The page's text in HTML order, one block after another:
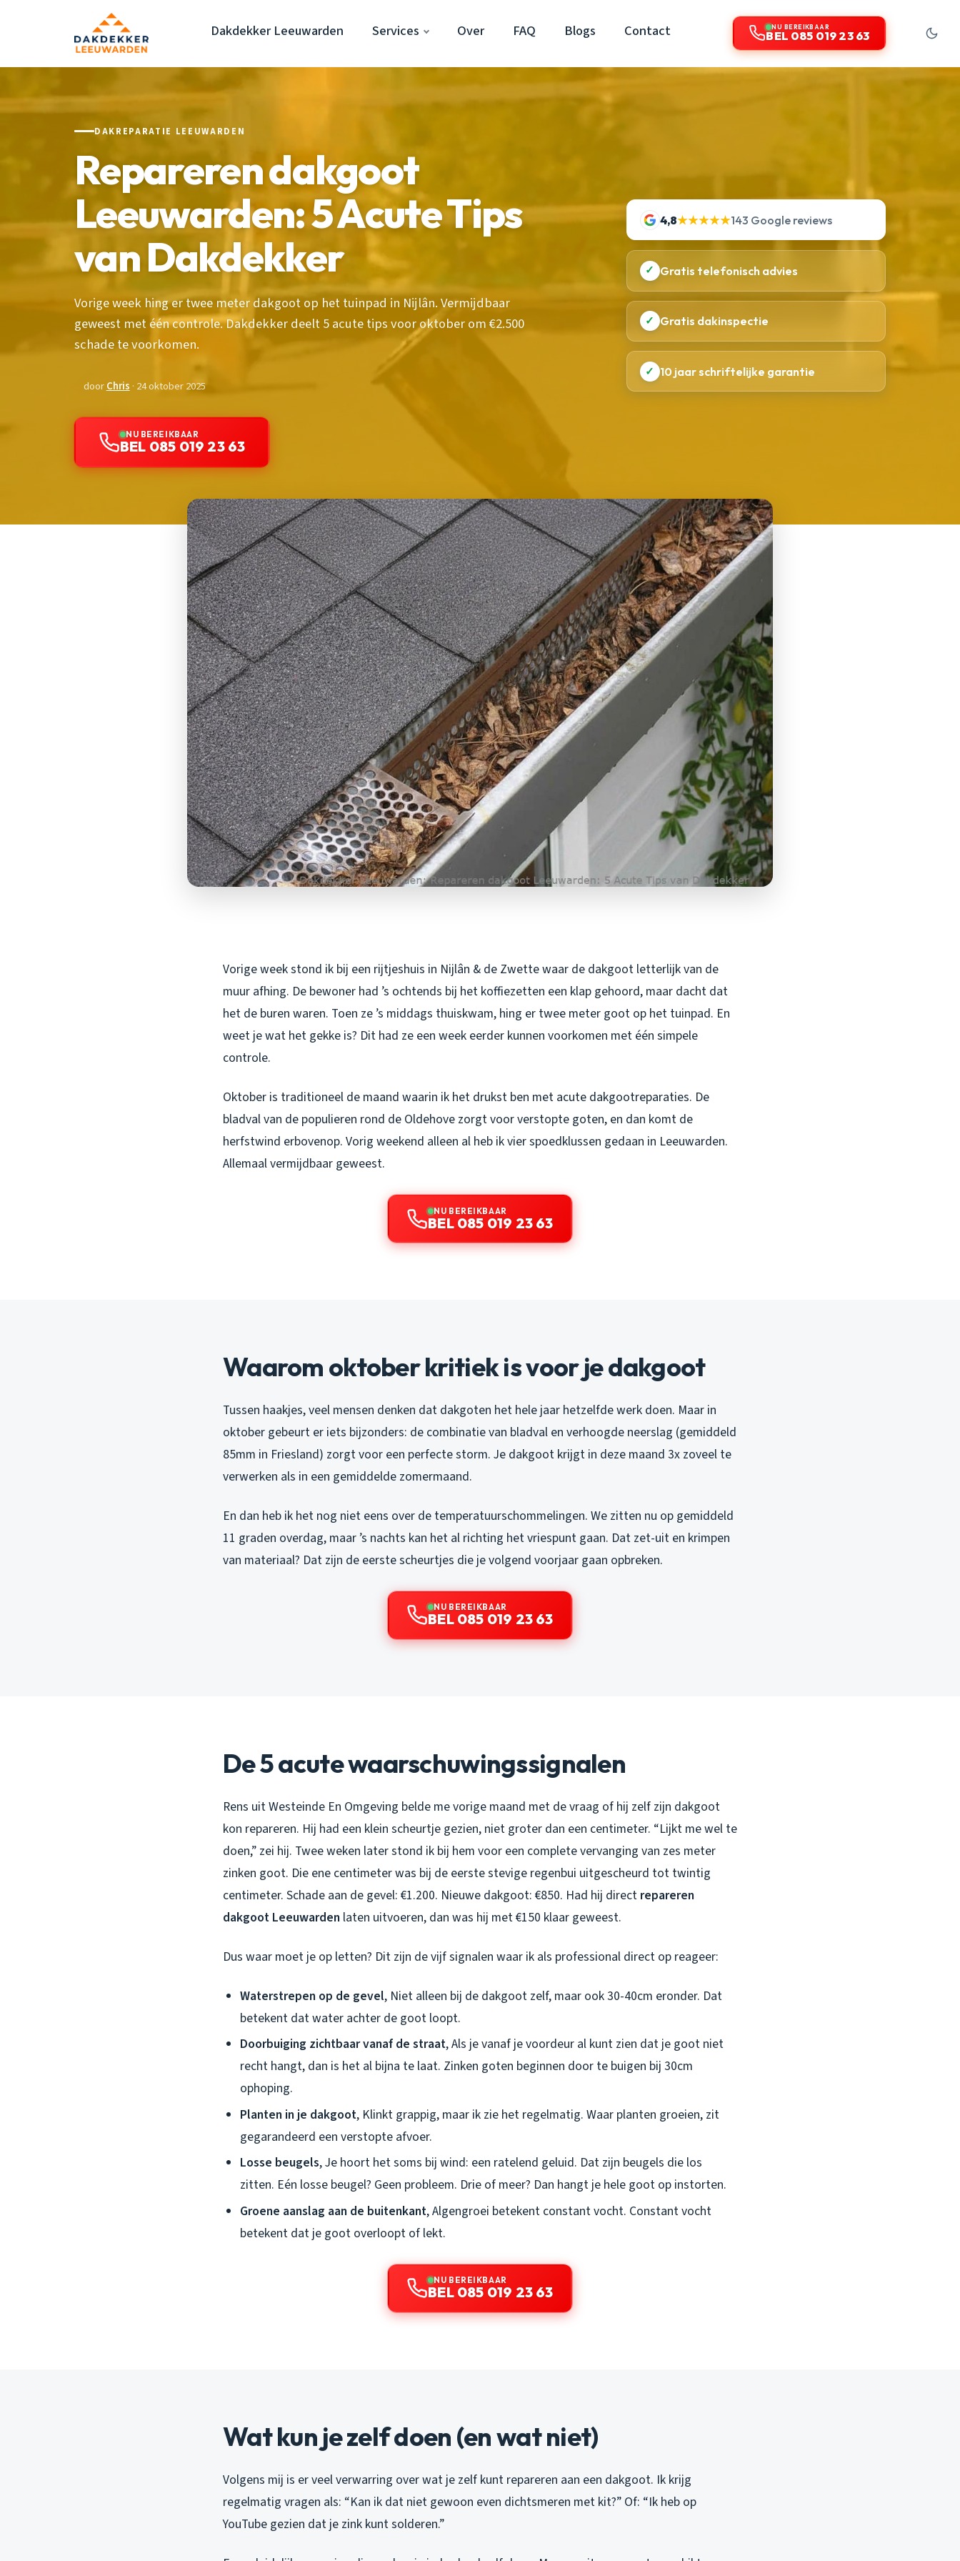
Dakdekker Leeuwarden Services Over FAQ Blogs Contact NU BEREIKBAAR
BEL 085 019 23 63
DAKREPARATIE LEEUWARDEN
Repareren dakgoot
Leeuwarden: 5 Acute Tips
van Dakdekker
Vorige week hing er twee meter dakgoot op het tuinpad in Nijlân. Vermijdbaar
geweest met één controle. Dakdekker deelt 5 acute tips voor oktober om €2.500
schade te voorkomen.
doorChris · 24 oktober 2025
NU BEREIKBAAR
BEL 085 019 23 63
4,8★★★★★143 Google reviews
✓ Gratis telefonisch advies
✓ Gratis dakinspectie
✓ 10 jaar schriftelijke garantie
Vorige week stond ik bij een rijtjeshuis in Nijlân & de Zwette waar de dakgoot letterlijk van de
muur afhing. De bewoner had ’s ochtends bij het koffiezetten een klap gehoord, maar dacht dat
het de buren waren. Toen ze ’s middags thuiskwam, hing er twee meter goot op het tuinpad. En
weet je wat het gekke is? Dit had ze een week eerder kunnen voorkomen met één simpele
controle.
Oktober is traditioneel de maand waarin ik het drukst ben met acute dakgootreparaties. De
bladval van de populieren rond de Oldehove zorgt voor verstopte goten, en dan komt de
herfstwind erbovenop. Vorig weekend alleen al heb ik vier spoedklussen gedaan in Leeuwarden.
Allemaal vermijdbaar geweest.
NU BEREIKBAAR
BEL 085 019 23 63
Waarom oktober kritiek is voor je dakgoot
Tussen haakjes, veel mensen denken dat dakgoten het hele jaar hetzelfde werk doen. Maar in
oktober gebeurt er iets bijzonders: de combinatie van bladval en verhoogde neerslag (gemiddeld
85mm in Friesland) zorgt voor een perfecte storm. Je dakgoot krijgt in deze maand 3x zoveel te
verwerken als in een gemiddelde zomermaand.
En dan heb ik het nog niet eens over de temperatuurschommelingen. We zitten nu op gemiddeld
11 graden overdag, maar ’s nachts kan het al richting het vriespunt gaan. Dat zet-uit en krimpen
van materiaal? Dat zijn de eerste scheurtjes die je volgend voorjaar gaan opbreken.
NU BEREIKBAAR
BEL 085 019 23 63
De 5 acute waarschuwingssignalen
Rens uit Westeinde En Omgeving belde me vorige maand met de vraag of hij zelf zijn dakgoot
kon repareren. Hij had een klein scheurtje gezien, niet groter dan een centimeter. “Lijkt me wel te
doen,” zei hij. Twee weken later stond ik bij hem voor een complete vervanging van zes meter
zinken goot. Die ene centimeter was bij de eerste stevige regenbui uitgescheurd tot twintig
centimeter. Schade aan de gevel: €1.200. Nieuwe dakgoot: €850. Had hij direct repareren
dakgoot Leeuwarden laten uitvoeren, dan was hij met €150 klaar geweest.
Dus waar moet je op letten? Dit zijn de vijf signalen waar ik als professional direct op reageer:
Waterstrepen op de gevel, Niet alleen bij de dakgoot zelf, maar ook 30-40cm eronder. Dat
betekent dat water achter de goot loopt.
Doorbuiging zichtbaar vanaf de straat, Als je vanaf je voordeur al kunt zien dat je goot niet
recht hangt, dan is het al bijna te laat. Zinken goten beginnen door te buigen bij 30cm
ophoping.
Planten in je dakgoot, Klinkt grappig, maar ik zie het regelmatig. Waar planten groeien, zit
gegarandeerd een verstopte afvoer.
Losse beugels, Je hoort het soms bij wind: een ratelend geluid. Dat zijn beugels die los
zitten. Eén losse beugel? Geen probleem. Drie of meer? Dan hangt je hele goot op instorten.
Groene aanslag aan de buitenkant, Algengroei betekent constant vocht. Constant vocht
betekent dat je goot overloopt of lekt.
NU BEREIKBAAR
BEL 085 019 23 63
Wat kun je zelf doen (en wat niet)
Volgens mij is er veel verwarring over wat je zelf kunt repareren aan een dakgoot. Ik krijg
regelmatig vragen als: “Kan ik dat niet gewoon even dichtsmeren met kit?” Of: “Ik heb op
YouTube gezien dat je zink kunt solderen.”